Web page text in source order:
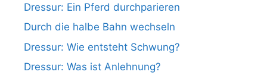
Dressur: Ein Pferd durchparieren
Durch die halbe Bahn wechseln
Dressur: Wie entsteht Schwung?
Dressur: Was ist Anlehnung?